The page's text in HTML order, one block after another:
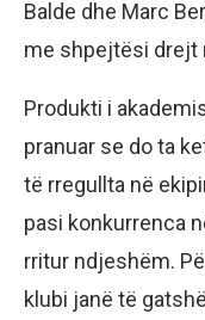
Balde dhe Marc
me shpejtësi drejt
Produkti i
pranuar se do ta
të rregullta në
pasi konkurrenca
rritur ndjeshëm.
klubi janë të